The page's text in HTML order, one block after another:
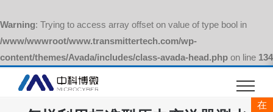
Warning: Trying to access array offset on value of type bool in
/www/wwwroot/www.transmittertech.com/wp-
content/themes/Avada/includes/class-avada-head.php on line 134
在